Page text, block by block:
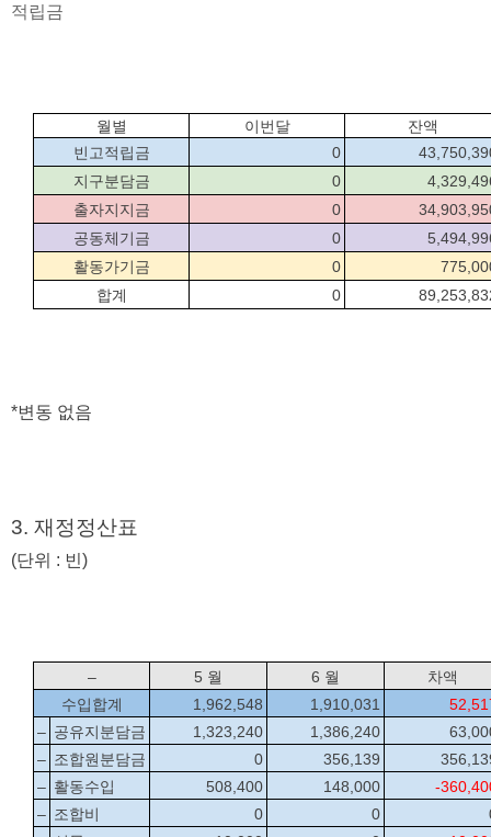
적립금
월별 이번달
잔액
빈고적립금
0
지구분담금
0
출자지지금
0
공동체기금
0
활동가기금
0
합계
0
*변동 없음
3. 재정정산표
(단위 : 빈)
– 5 월 6 월
차액
수입합계
1,962,548 1,910,031
– 공유지분담금 1,323,240 1,386,240
– 조합원분담금 0 356,139
– 활동수입 508,400 148,000
-
– 조합비 0 0